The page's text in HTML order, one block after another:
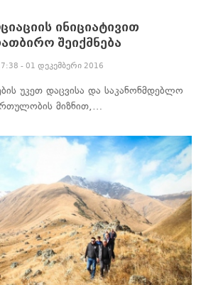
ინიციატივით
შეიქმნება
- 01 დეკემბერი 2016
უკეთ დაცვისა და საკანონმდებლო
მიზნით,…